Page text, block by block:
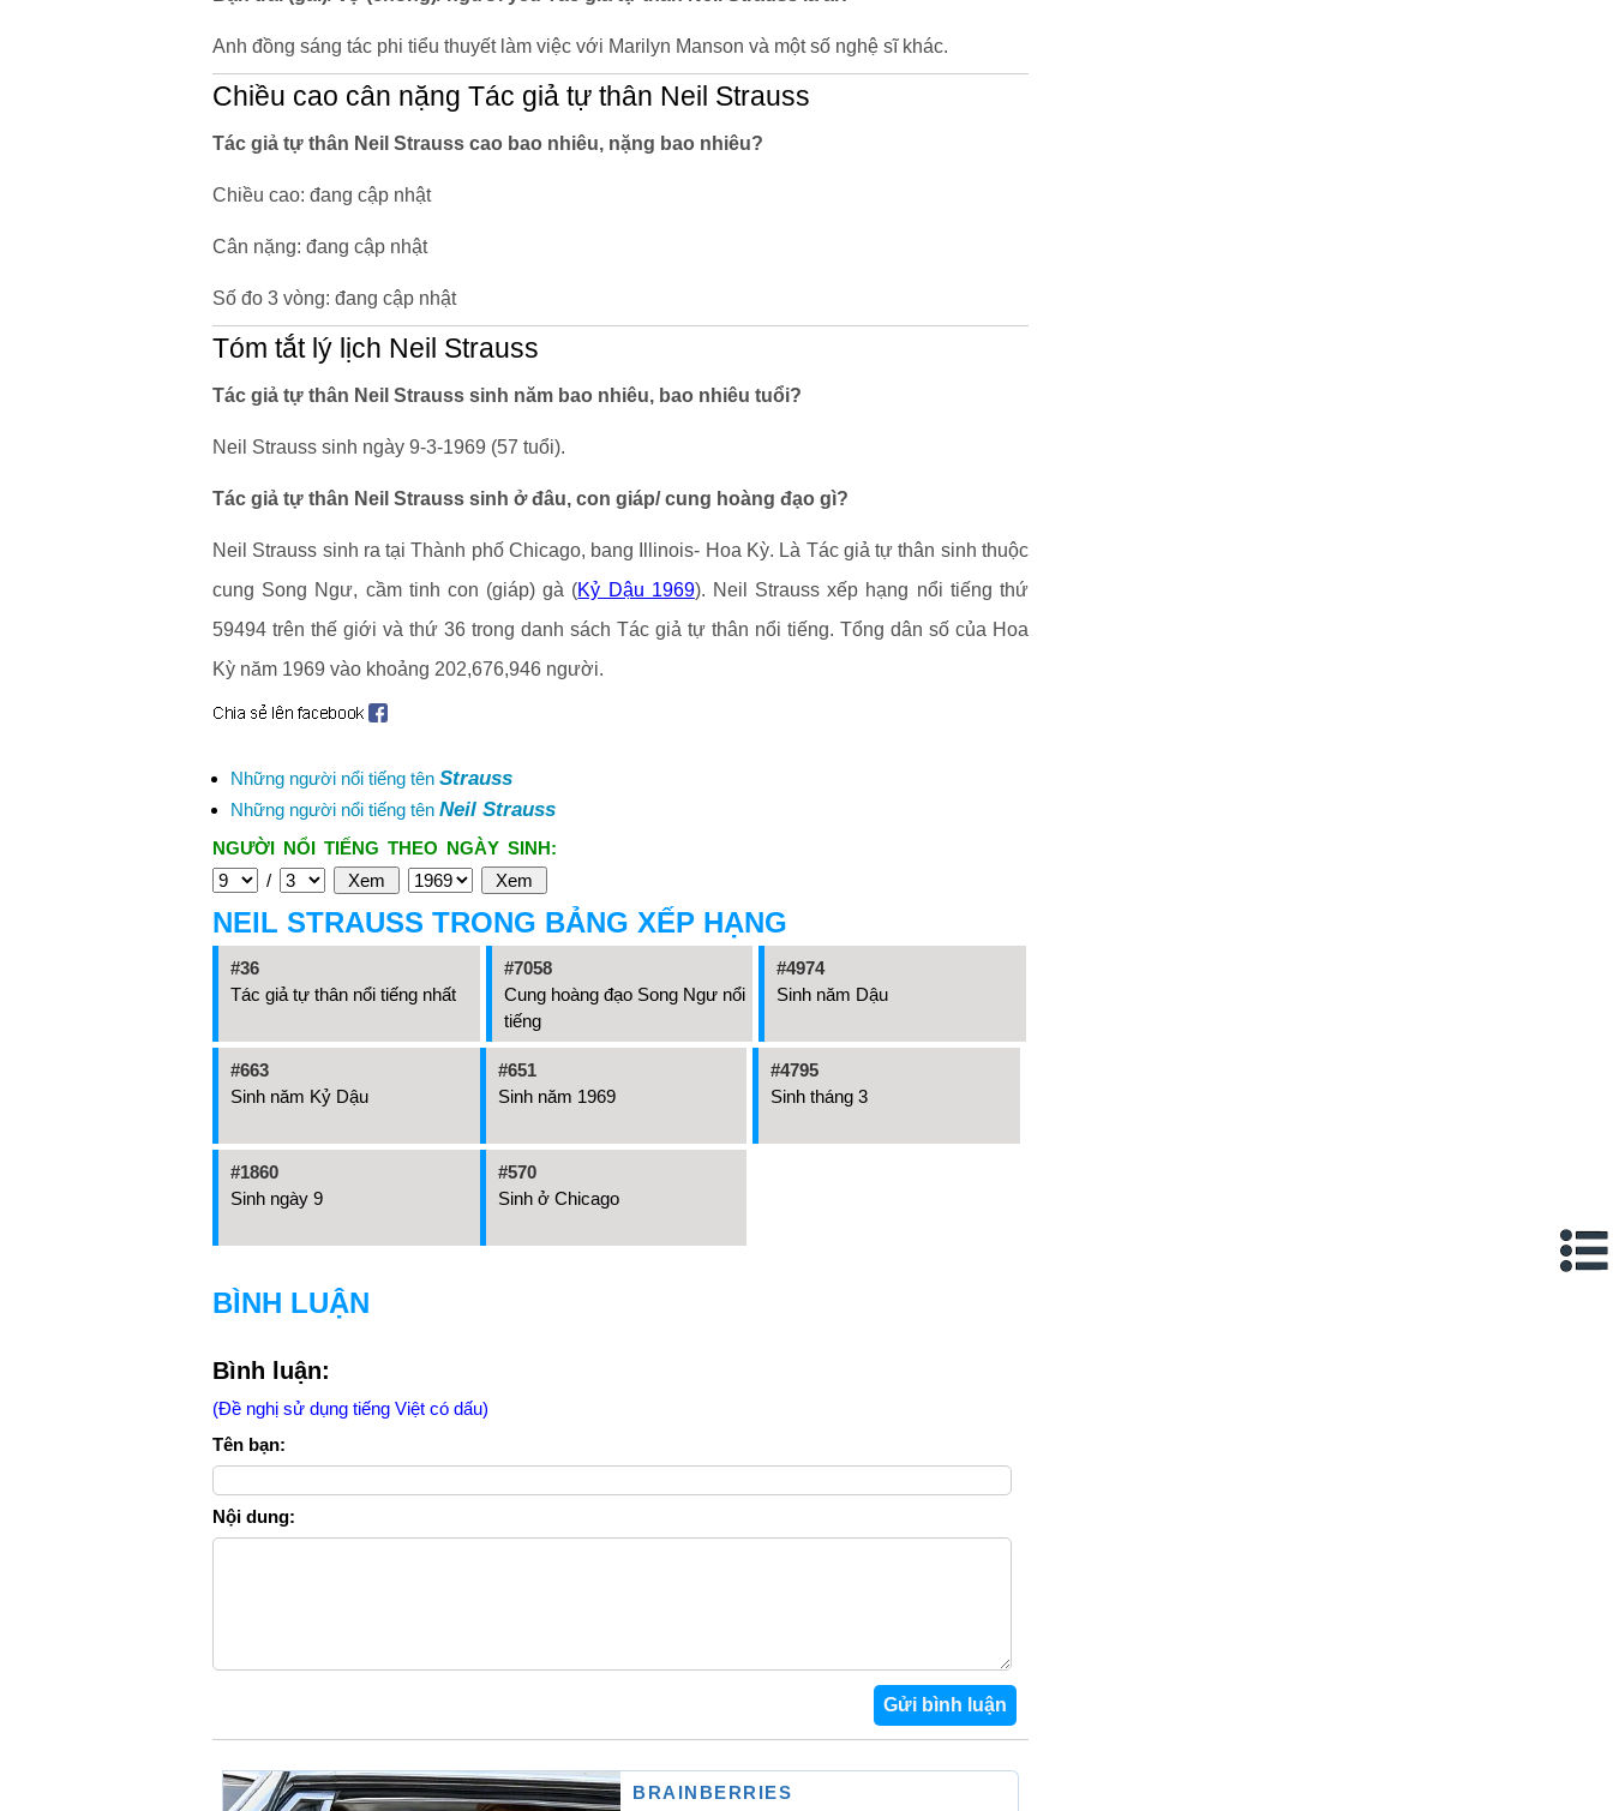
Anh đồng sáng tác phi tiểu thuyết làm việc với Marilyn Manson và một số nghệ sĩ khác.
Chiều cao cân nặng Tác giả tự thân Neil Strauss
Tác giả tự thân Neil Strauss cao bao nhiêu, nặng bao nhiêu?
Chiều cao: đang cập nhật
Cân nặng: đang cập nhật
Số đo 3 vòng: đang cập nhật
Tóm tắt lý lịch Neil Strauss
Tác giả tự thân Neil Strauss sinh năm bao nhiêu, bao nhiêu tuổi?
Neil Strauss sinh ngày 9-3-1969 (57 tuổi).
Tác giả tự thân Neil Strauss sinh ở đâu, con giáp/ cung hoàng đạo gì?
Neil Strauss sinh ra tại Thành phố Chicago, bang Illinois- Hoa Kỳ. Là Tác giả tự thân sinh thuộc
cung Song Ngư, cầm tinh con (giáp) gà (Kỷ Dậu 1969). Neil Strauss xếp hạng nổi tiếng thứ
59494 trên thế giới và thứ 36 trong danh sách Tác giả tự thân nổi tiếng. Tổng dân số của Hoa
Kỳ năm 1969 vào khoảng 202,676,946 người.
Những người nổi tiếng tên Strauss
Những người nổi tiếng tên Neil Strauss
NGƯỜI NỔI TIẾNG THEO NGÀY SINH:
/
NEIL STRAUSS TRONG BẢNG XẾP HẠNG
#36
Tác giả tự thân nổi tiếng nhất
#7058
Cung hoàng đạo Song Ngư nổi
tiếng
#4974
Sinh năm Dậu
#663
Sinh năm Kỷ Dậu
#651
Sinh năm 1969
#4795
Sinh tháng 3
#1860
Sinh ngày 9
#570
Sinh ở Chicago
BÌNH LUẬN
Bình luận:
(Đề nghị sử dụng tiếng Việt có dấu)
Tên bạn:
Nội dung: